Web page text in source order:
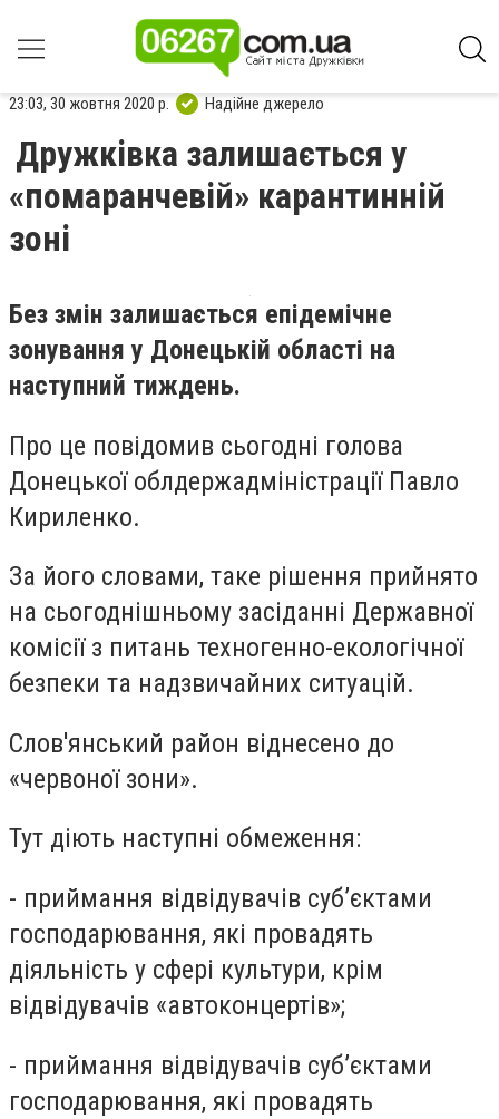
23:03, 30 жовтня 2020 р. Надійне джерело
Дружківка залишається у
«помаранчевій» карантинній
зоні
Без змін залишається епідемічне
зонування у Донецькій області на
наступний тиждень.
Про це повідомив сьогодні голова
Донецької облдержадміністрації Павло
Кириленко.
За його словами, таке рішення прийнято
на сьогоднішньому засіданні Державної
комісії з питань техногенно-екологічної
безпеки та надзвичайних ситуацій.
Слов'янський район віднесено до
«червоної зони».
Тут діють наступні обмеження:
- приймання відвідувачів суб’єктами
господарювання, які провадять
діяльність у сфері культури, крім
відвідувачів «автоконцертів»;
- приймання відвідувачів суб’єктами
господарювання, які провадять